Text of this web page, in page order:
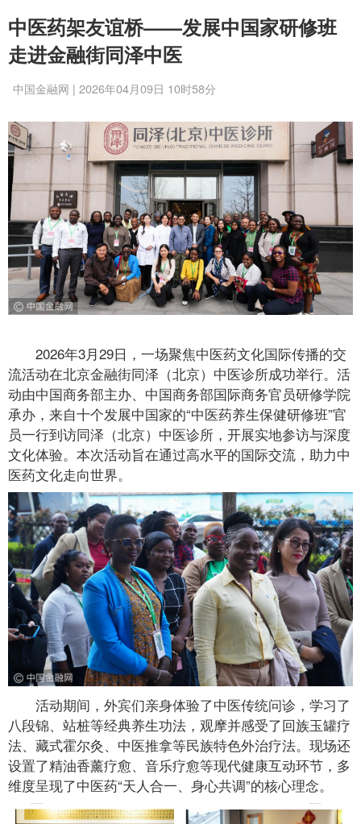
中医药架友谊桥——发展中国家研修班
走进金融街同泽中医
中国金融网 | 2026年04月09日 10时58分
2026年3月29日，一场聚焦中医药文化国际传播的交
流活动在北京金融街同泽（北京）中医诊所成功举行。活
动由中国商务部主办、中国商务部国际商务官员研修学院
承办，来自十个发展中国家的“中医药养生保健研修班”官
员一行到访同泽（北京）中医诊所，开展实地参访与深度
文化体验。本次活动旨在通过高水平的国际交流，助力中
医药文化走向世界。
活动期间，外宾们亲身体验了中医传统问诊，学习了
八段锦、站桩等经典养生功法，观摩并感受了回族玉罐疗
法、藏式霍尔灸、中医推拿等民族特色外治疗法。现场还
设置了精油香薰疗愈、音乐疗愈等现代健康互动环节，多
维度呈现了中医药“天人合一、身心共调”的核心理念。